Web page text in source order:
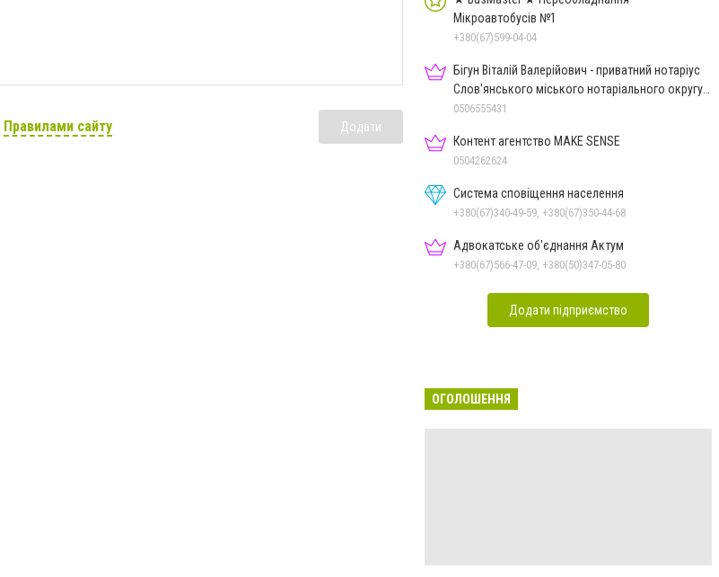
Правилами сайту Додати
Мікроавтобусів №1
+380(67)599-04-04
Бігун Віталій Валерійович - приватний нотаріус
Слов'янського міського нотаріального округу
Дон.обл.
0506555431
Контент агентство MAKE SENSE
0504262624
Система сповіщення населення
+380(67)340-49-59, +380(67)350-44-68
Адвокатське об'єднання Актум
+380(67)566-47-09, +380(50)347-05-80
Додати підприємство
ОГОЛОШЕННЯ